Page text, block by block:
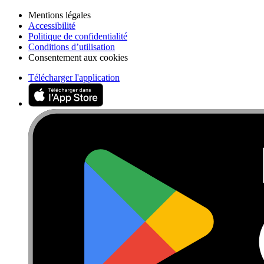
Mentions légales
Accessibilité
Politique de confidentialité
Conditions d’utilisation
Consentement aux cookies
Télécharger l'application